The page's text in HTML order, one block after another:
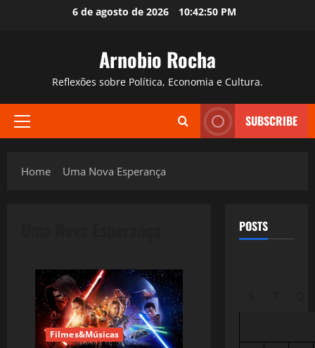
6 de agosto de 2026 10:42:51 PM
Arnobio Rocha
Reflexões sobre Política, Economia e Cultura.
Primary
SUBSCRIBE
Home Uma Nova Esperança
Filmes&Músicas
POSTS